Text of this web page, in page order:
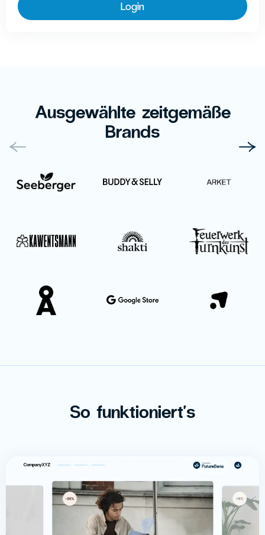
Ausgewählte zeitgemäße
Brands
So funktioniert's